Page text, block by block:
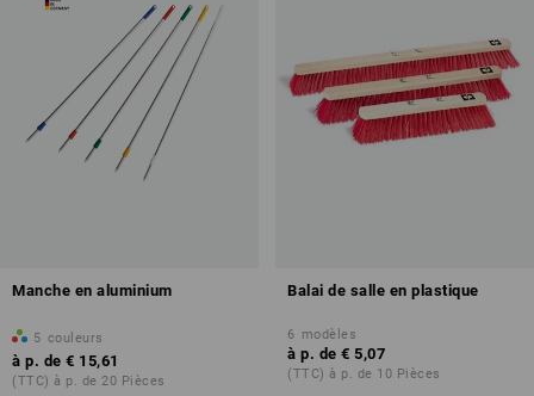
Manche en aluminium
5 couleurs
à p. de € 15,61
(TTC) à p. de 20 Pièces
Balai de salle en plastique
6 modèles
à p. de € 5,07
(TTC) à p. de 10 Pièces